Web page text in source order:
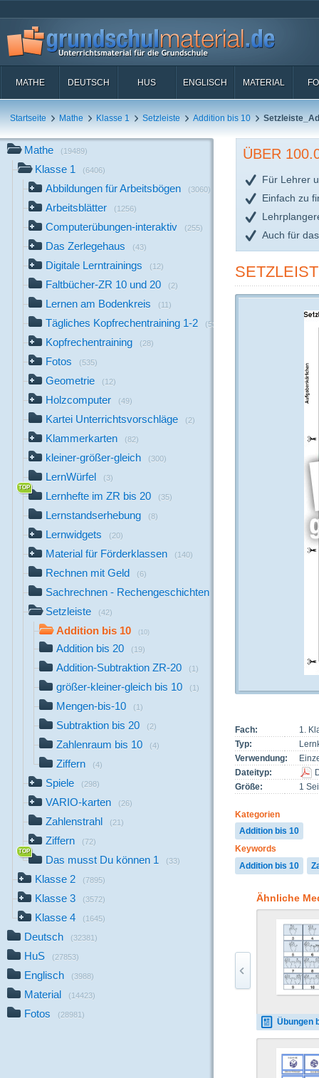
MATHE DEUTSCH HUS ENGLISCH MATERIAL
Startseite Mathe Klasse 1 Setzleiste Addition bis 10
Mathe (19489)
Klasse 1 (6406)
Abbildungen für Arbeitsbögen (3060)
Arbeitsblätter (1256)
Computerübungen-interaktiv (255)
Das Zerlegehaus (43)
Digitale Lerntrainings (12)
Faltbücher-ZR 10 und 20 (2)
Lernen am Bodenkreis (11)
Tägliches Kopfrechentraining 1-2 (53)
Kopfrechentraining (28)
Fotos (535)
Geometrie (12)
Holzcomputer (49)
Kartei Unterrichtsvorschläge (2)
Klammerkarten (82)
kleiner-größer-gleich (300)
LernWürfel (3)
Lernhefte im ZR bis 20 (35)
Lernstandserhebung (8)
Lernwidgets (20)
Material für Förderklassen (140)
Rechnen mit Geld (6)
Sachrechnen - Rechengeschichten
Setzleiste (42)
Addition bis 10 (10)
Addition bis 20 (19)
Addition-Subtraktion ZR-20 (1)
größer-kleiner-gleich bis 10 (1)
Mengen-bis-10 (1)
Subtraktion bis 20 (2)
Zahlenraum bis 10 (4)
Ziffern (4)
Spiele (298)
VARIO-karten (26)
Zahlenstrahl (21)
Ziffern (72)
Das musst Du können 1 (33)
Klasse 2 (7895)
Klasse 3 (3572)
Klasse 4 (1645)
Deutsch (32381)
HuS (27853)
Englisch (3988)
Material (14423)
Fotos (28981)
ÜBER
Für Lehrer
Einfach zu
Auch für
Fach:
1.
Typ:
Verwendung:
Dateityp:
Größe:
1
Kategorien
Addition bis 10
Keywords
Addition bis 10
Ähnliche
Übungen bis